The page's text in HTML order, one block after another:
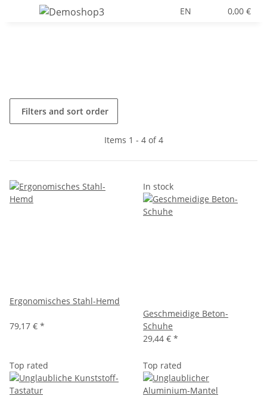
EN 0,00 €
Filters and sort order
Items 1 - 4 of 4
Ergonomisches Stahl-Hemd
79,17 € *
In stock
Geschmeidige Beton-
Schuhe
29,44 € *
Top rated Top rated